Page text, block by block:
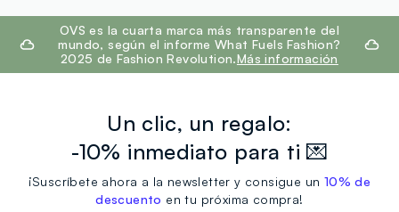
footer.ariatitleOVS es la cuarta marca más transparente del
mundo, según el informe What Fuels Fashion?
2025 de Fashion Revolution.Más información
Un clic, un regalo:
-10% inmediato para ti 💌
¡Suscríbete ahora a la newsletter y consigue un 10% de
descuento en tu próxima compra!